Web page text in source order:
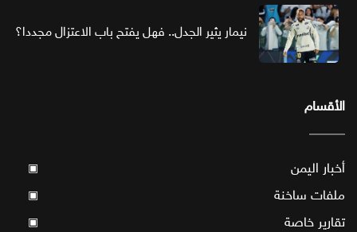
نيمار يثير الجدل.. فهل يفتح باب الاعتزال مجددا؟
الأقسام
أخبار اليمن ▣
ملفات ساخنة ▣
تقارير خاصة ▣